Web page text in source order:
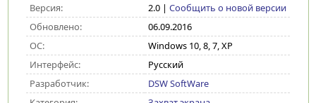
Версия:
2.0| Сообщить о новой версии
Обновлено:
06.09.2016
ОС:
Windows 10, 8, 7, XP
Интерфейс:
Русский
Разработчик:
DSW SoftWare